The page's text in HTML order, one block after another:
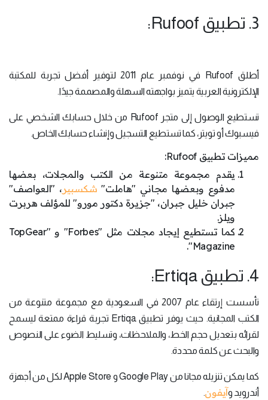
3. تطبيق Rufoof:
أطلق Rufoof في نوفمبر عام 2011 لتوفير أفضل تجربة للمكتبة
الإلكترونية العربية يتميز بواجهته السهلة والمصممة جيدًا.
تستطيع الوصول إلى متجر Rufoof من خلال حسابك الشخصي على
فيسبوك أو تويتر، كما تستطيع التسجيل وإنشاء حسابك الخاص.
مميزات تطبيق Rufoof:
يقدم مجموعة متنوعة من الكتب والمجلات، بعضها
مدفوع وبعضها مجاني "هاملت" شكسبير ، "العواصف"
جبران خليل جبران، "جزيرة دكتور مورو" للمؤلف هربرت
ويلز.
كما تستطيع إيجاد مجلات مثل "Forbes" و "TopGear
Magazine".
4. تطبيق Ertiqa:
تأسست إرتقاء عام 2007 في السعودية مع مجموعة متنوعة من
الكتب المجانية. حيث يوفر تطبيق Ertiqa تجربة قراءة ممتعة ليسمح
لقرائه بتعديل حجم الخط، والملاحظات، وتسليط الضوء على النصوص
والبحث عن كلمة محددة.
كما يمكن تنزيله مجانا من Google Play و Apple Store لكل من أجهزة
أندرويد وآيفون.